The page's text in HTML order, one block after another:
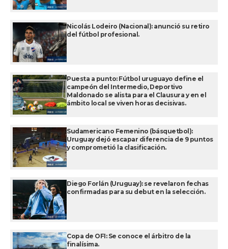
Nicolás Lodeiro (Nacional): anunció su retiro
del fútbol profesional.
Puesta a punto: Fútbol uruguayo define el
campeón del Intermedio, Deportivo
Maldonado se alista para el Clausura y en el
ámbito local se viven horas decisivas.
Sudamericano Femenino (básquetbol):
Uruguay dejó escapar diferencia de 9 puntos
y comprometió la clasificación.
Diego Forlán (Uruguay): se revelaron fechas
confirmadas para su debut en la selección.
Copa de OFI: Se conoce el árbitro de la
finalísima.